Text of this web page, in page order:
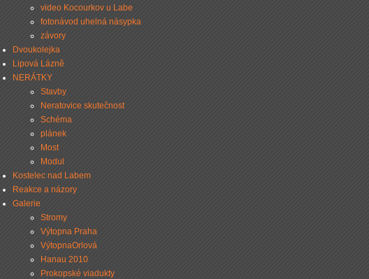
video Kocourkov u Labe
fotonávod uhelná násypka
závory
Dvoukolejka
Lipová Lázně
NERÁTKY
Stavby
Neratovice skutečnost
Schéma
plánek
Most
Modul
Kostelec nad Labem
Reakce a názory
Galerie
Stromy
Výtopna Praha
VýtopnaOrlová
Hanau 2010
Prokopské viadukty